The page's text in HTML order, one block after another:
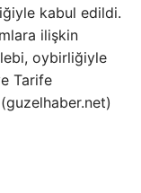
kabul edildi.
ilişkin
oybirliğiyle
Tarife